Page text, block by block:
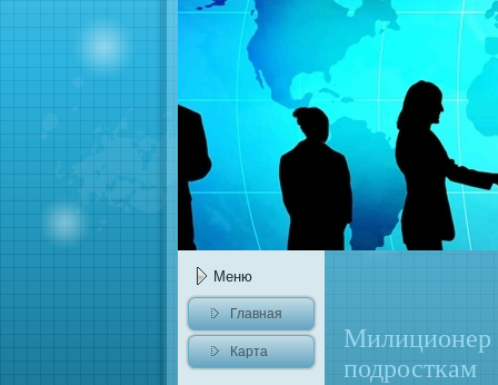
Меню
Главнaя
Карта
Милиционeр
подросткам